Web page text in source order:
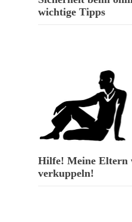
wichtige Tipps
Hilfe! Meine Eltern
verkuppeln!